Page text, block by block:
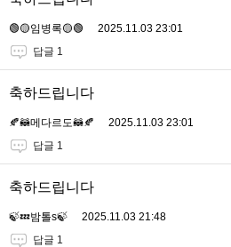
🟢🟡임병록🟡🟢
2025.11.03 23:01
답글 1
축하드립니다
🍂🦝메다르도🦝🍂
2025.11.03 23:01
답글 1
축하드립니다
🍃💤밤톨s🍃
2025.11.03 21:48
답글 1